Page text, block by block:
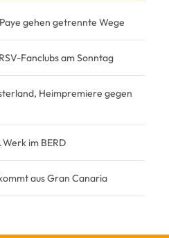
gehen getrennte Wege
Fanclubs am Sonntag
Heimpremiere gegen
Werk im BERD
aus Gran Canaria